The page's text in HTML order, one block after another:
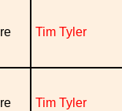
Tim Tyler
Tim Tyler